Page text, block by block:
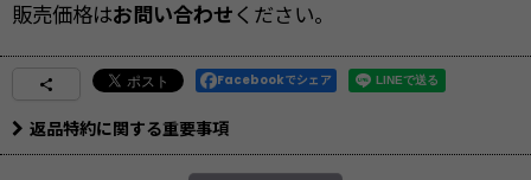
販売価格はお問い合わせください。
Facebookでシェア
返品特約に関する重要事項